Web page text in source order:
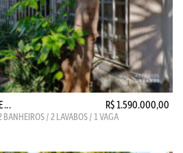
R$ 1.590.000,00
/ 2 LAVABOS / 1 VAGA